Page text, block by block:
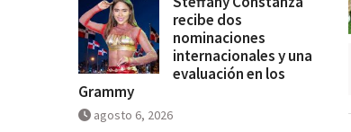
recibe dos
nominaciones
internacionales y una
evaluación en los
Grammy
agosto 6, 2026